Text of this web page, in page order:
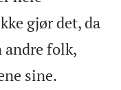
gjør det, da
andre folk,
sine.